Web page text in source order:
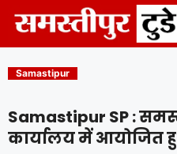
content
Samastipur
Samastipur SP :
कार्यालय में आयोजित